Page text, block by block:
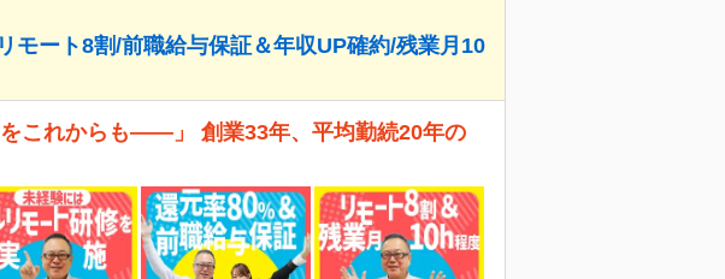
モート8割/前職給与保証＆年収UP確約/残業月10
をこれからも――」 創業33年、平均勤続20年の